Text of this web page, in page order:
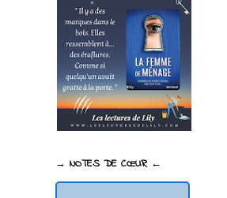
→ NOTES DE CŒUR ←